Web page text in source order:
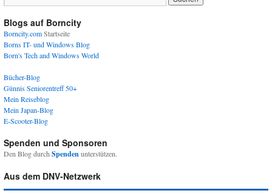
Blogs auf Borncity
Borncity.comStartseite
Borns IT- und Windows Blog
Born's Tech and Windows World
Bücher-Blog
Günnis Seniorentreff 50+
Mein Reiseblog
Mein Japan-Blog
E-Scooter-Blog
Spenden und Sponsoren
Den Blog durchSpendenunterstützen.
Aus dem DNV-Netzwerk